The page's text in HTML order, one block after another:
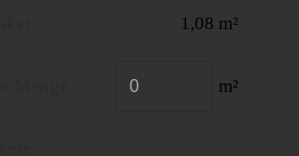
1,08 m²
m²